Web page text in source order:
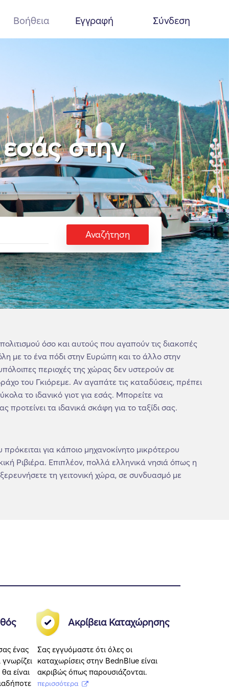
Βοήθεια Εγγραφή Σύνδεση
εσάς στην
Αναζήτηση
όσο και αυτούς που αγαπούν τις διακοπές
με το ένα πόδι στην Ευρώπη και το άλλο στην
περιοχές της χώρας δεν υστερούν σε
του Γκιόρεμε. Αν αγαπάτε τις καταδύσεις, πρέπει
το ιδανικό γιοτ για εσάς. Μπορείτε να
τα ιδανικά σκάφη για το ταξίδι σας.
για κάποιο μηχανοκίνητο μικρότερου
Ριβιέρα. Επιπλέον, πολλά ελληνικά νησιά όπως η
τη γειτονική χώρα, σε συνδυασμό με
ένας
είναι
Ακρίβεια Καταχώρησης
Σας εγγυόμαστε ότι όλες οι
καταχωρίσεις στην BednBlue είναι
ακριβώς όπως παρουσιάζονται.
περισσότερα